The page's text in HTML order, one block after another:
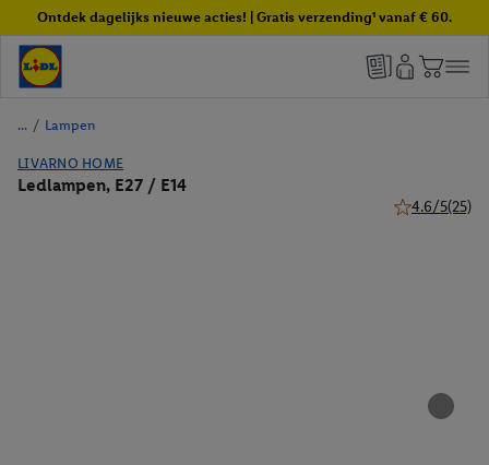
Ontdek dagelijks nieuwe acties! | Gratis verzending¹ vanaf € 60.
/ Lampen
LIVARNO HOME
Ledlampen, E27 / E14
4.6/5(25)